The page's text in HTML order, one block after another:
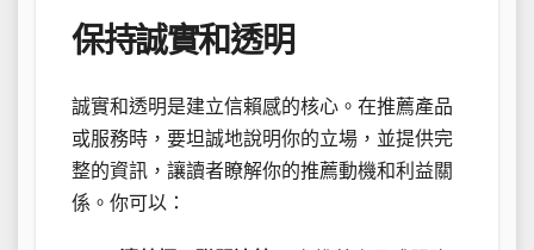
保持誠實和透明
誠實和透明是建立信賴感的核心。在推薦產品
或服務時，要坦誠地說明你的立場，並提供完
整的資訊，讓讀者瞭解你的推薦動機和利益關
係。你可以：